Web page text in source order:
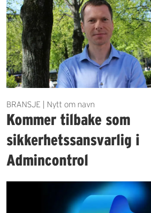
BRANSJE | Nytt om navn
Kommer tilbake som
sikkerhetssansvarlig i
Admincontrol